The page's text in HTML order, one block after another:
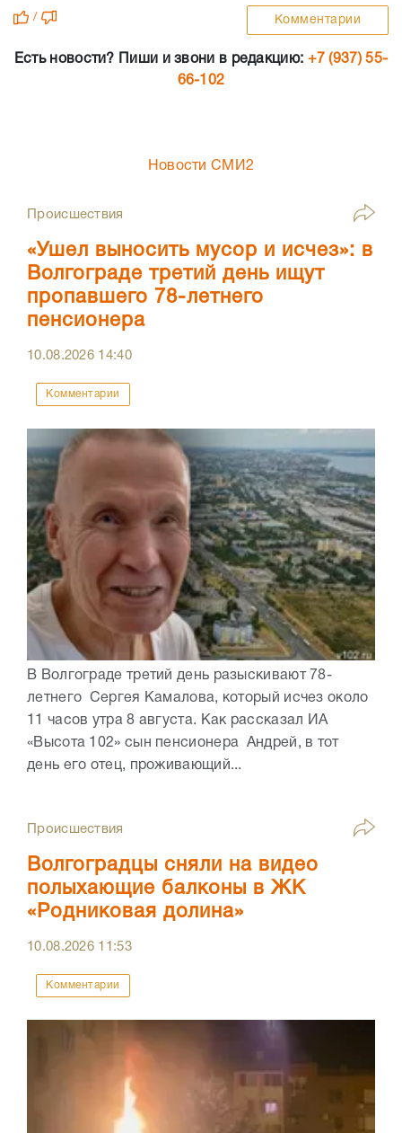
/ Комментарии
Есть новости? Пиши и звони в редакцию: +7 (937) 55-
66-102
Новости СМИ2
Происшествия
«Ушел выносить мусор и исчез»: в
Волгограде третий день ищут
пропавшего 78-летнего
пенсионера
10.08.2026 14:40
Комментарии
В Волгограде третий день разыскивают 78-
летнего Сергея Камалова, который исчез около
11 часов утра 8 августа. Как рассказал ИА
«Высота 102» сын пенсионера Андрей, в тот
день его отец, проживающий...
Происшествия
Волгоградцы сняли на видео
полыхающие балконы в ЖК
«Родниковая долина»
10.08.2026 11:53
Комментарии